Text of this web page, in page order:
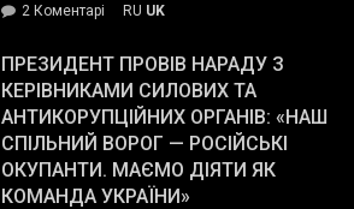
The
Street
Journal.
2 Коментарі
Південному
працівникам
ОПЗ
з
матеріального
резерву
RU UK
ПРЕЗИДЕНТ ПРОВІВ НАРАДУ З
КЕРІВНИКАМИ СИЛОВИХ ТА
АНТИКОРУПЦІЙНИХ ОРГАНІВ: «НАШ
СПІЛЬНИЙ ВОРОГ — РОСІЙСЬКІ
ОКУПАНТИ. МАЄМО ДІЯТИ ЯК
КОМАНДА УКРАЇНИ»